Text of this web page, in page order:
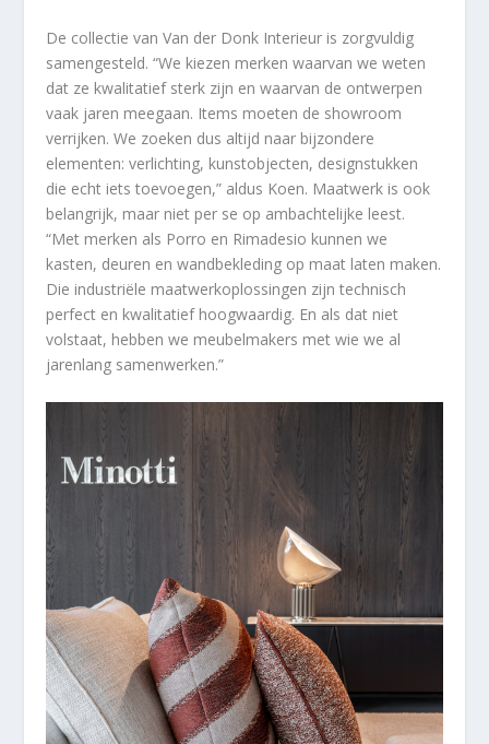
De collectie van Van der Donk Interieur is zorgvuldig
samengesteld. “We kiezen merken waarvan we weten
dat ze kwalitatief sterk zijn en waarvan de ontwerpen
vaak jaren meegaan. Items moeten de showroom
verrijken. We zoeken dus altijd naar bijzondere
elementen: verlichting, kunstobjecten, designstukken
die echt iets toevoegen,” aldus Koen. Maatwerk is ook
belangrijk, maar niet per se op ambachtelijke leest.
“Met merken als Porro en Rimadesio kunnen we
kasten, deuren en wandbekleding op maat laten maken.
Die industriële maatwerkoplossingen zijn technisch
perfect en kwalitatief hoogwaardig. En als dat niet
volstaat, hebben we meubelmakers met wie we al
jarenlang samenwerken.”